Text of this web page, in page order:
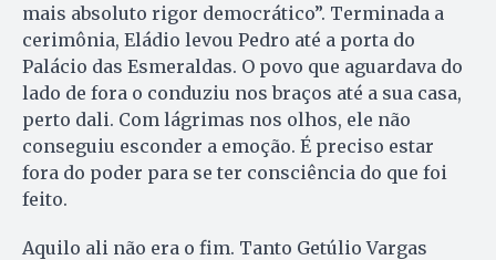
mais absoluto rigor democrático”. Terminada a
cerimônia, Eládio levou Pedro até a porta do
Palácio das Esmeraldas. O povo que aguardava do
lado de fora o conduziu nos braços até a sua casa,
perto dali. Com lágrimas nos olhos, ele não
conseguiu esconder a emoção. É preciso estar
fora do poder para se ter consciência do que foi
feito.
Aquilo ali não era o fim. Tanto Getúlio Vargas